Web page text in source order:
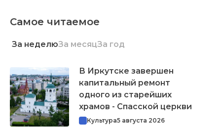
Самое читаемое
За неделюЗа месяцЗа год
В Иркутске завершен
капитальный ремонт
одного из старейших
храмов - Спасской церкви
Культура5 августа 2026